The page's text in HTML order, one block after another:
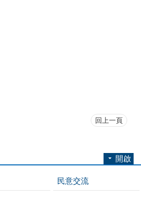
回上一頁
開啟
民意交流